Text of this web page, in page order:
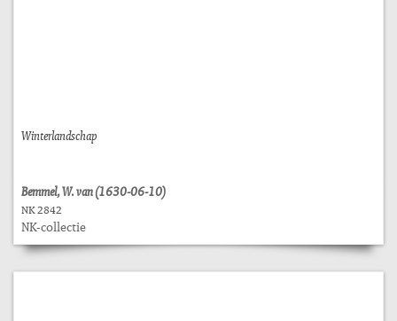
Winterlandschap
Bemmel, W. van (1630-06-10)
NK 2842
NK-collectie